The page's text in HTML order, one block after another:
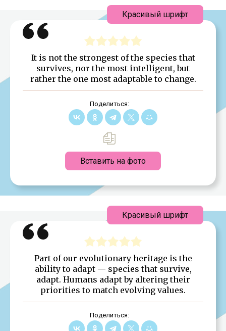
It is not the strongest of the species that
survives, nor the most intelligent, but
rather the one most adaptable to change.
Поделиться:
Вставить на фото
Красивый шрифт
Part of our evolutionary heritage is the
ability to adapt — species that survive,
adapt. Humans adapt by altering their
priorities to match evolving values.
Поделиться:
Красивый шрифт